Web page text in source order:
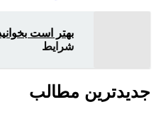
بهتر است
شرایط
جدیدترین مطالب